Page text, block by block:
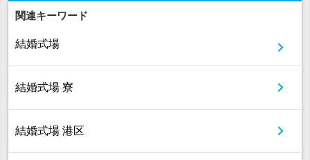
関連キーワード
結婚式場
結婚式場 寮
結婚式場 港区